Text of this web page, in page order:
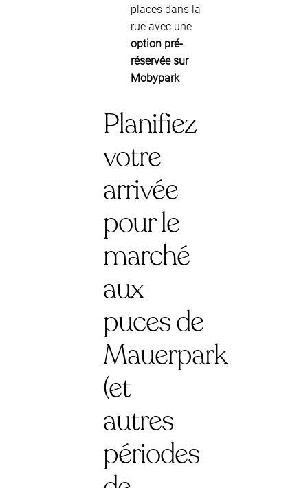
places dans la
rue avec une
option pré-
réservée sur
Mobypark
Planifiez
votre
arrivée
pour le
marché
aux
puces de
Mauerpark
(et
autres
périodes